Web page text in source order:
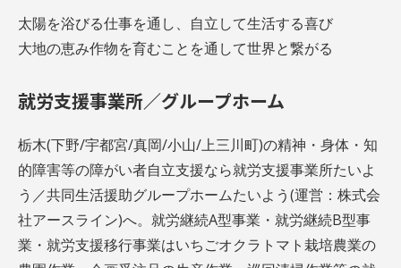
太陽を浴びる仕事を通し、自立して生活する喜び
大地の恵み作物を育むことを通して世界と繋がる
就労支援事業所／グループホーム
栃木(下野/宇都宮/真岡/小山/上三川町)の精神・身体・知
的障害等の障がい者自立支援なら就労支援事業所たいよ
う／共同生活援助グループホームたいよう(運営：株式会
社アースライン)へ。就労継続A型事業・就労継続B型事
業・就労支援移行事業はいちごオクラトマト栽培農業の